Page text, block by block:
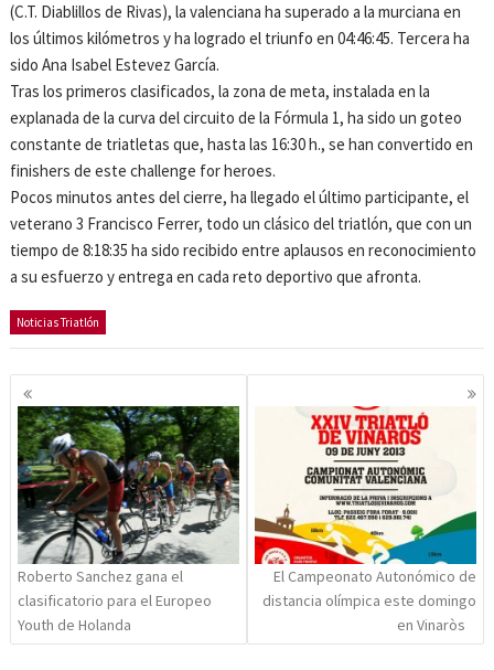
(C.T. Diablillos de Rivas), la valenciana ha superado a la murciana en
los últimos kilómetros y ha logrado el triunfo en 04:46:45. Tercera ha
sido Ana Isabel Estevez García.
Tras los primeros clasificados, la zona de meta, instalada en la
explanada de la curva del circuito de la Fórmula 1, ha sido un goteo
constante de triatletas que, hasta las 16:30 h., se han convertido en
finishers de este challenge for heroes.
Pocos minutos antes del cierre, ha llegado el último participante, el
veterano 3 Francisco Ferrer, todo un clásico del triatlón, que con un
tiempo de 8:18:35 ha sido recibido entre aplausos en reconocimiento
a su esfuerzo y entrega en cada reto deportivo que afronta.
Noticias Triatlón
Navegación
de
entradas
Roberto Sanchez gana el
clasificatorio para el Europeo
Youth de Holanda
El Campeonato Autonómico de
distancia olímpica este domingo
en Vinaròs